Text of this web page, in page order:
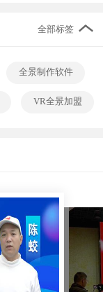
全部标签
全景制作软件
VR全景加盟